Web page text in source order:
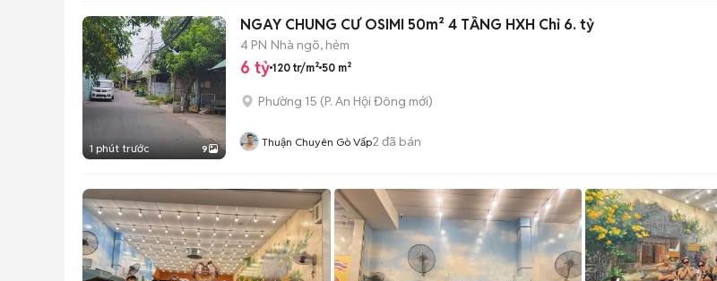
1 phút trước 9
NGAY CHUNG CƯ OSIMI 50m² 4 TẦNG HXH Chỉ 6. tỷ
4 PN Nhà ngõ, hẻm
6 tỷ 120 tr/m² 50 m²
Phường 15 (P. An Hội Đông mới)
Thuận Chuyên Gò Vấp2 đã bán